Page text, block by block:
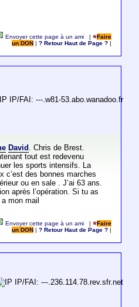
Envoyer cette page à un ami |
Faire
un DON
|? Retour Haut de Page ?
IP/FAI: ---.w81-53.abo.wanadoo.fr
David . Chris de Brest.
tout est redevenu
les sports intensifs. La
c’est des bonnes marches
ou en sale . J’ai 63 ans.
après l’opération. Si tu as
mon mail
Envoyer cette page à un ami |
Faire
un DON
|? Retour Haut de Page ?
IP/FAI: ---.236.114.78.rev.sfr.net